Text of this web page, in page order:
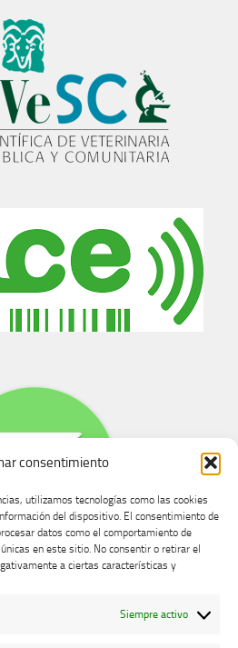
consentimiento
utilizamos tecnologías como las cookies
del dispositivo. El consentimiento de
datos como el comportamiento de
en este sitio. No consentir o retirar el
a ciertas características y
Siempre activo
quejas y sugerencias